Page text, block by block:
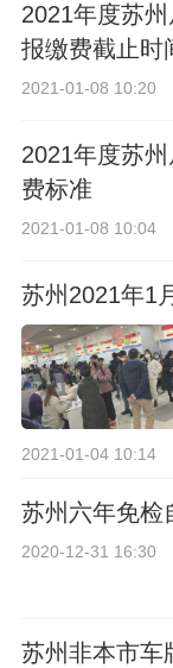
2021年度苏
报缴费截止时
2021-01-08 10:20
2021年度苏
费标准
2021-01-08 10:04
苏州2021年1
2021-01-04 10:14
苏州六年免检
2020-12-31 16:30
苏州非本市车